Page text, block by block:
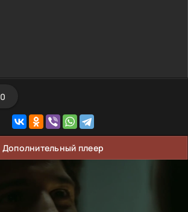
0
Дополнительный плеер